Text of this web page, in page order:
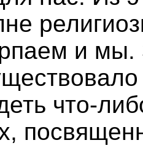
и мы.
что-